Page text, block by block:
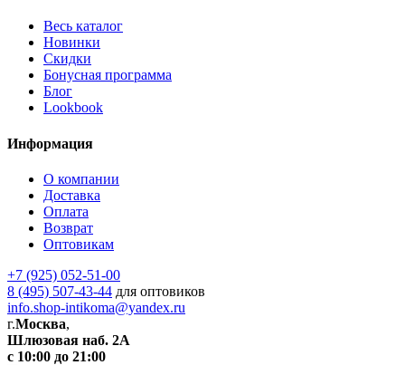
Весь каталог
Новинки
Скидки
Бонусная программа
Блог
Lookbook
Информация
О компании
Доставка
Оплата
Возврат
Оптовикам
+7 (925) 052-51-00
8 (495) 507-43-44 для оптовиков
info.shop-intikoma@yandex.ru
г.Москва,
Шлюзовая наб. 2А
с 10:00 до 21:00